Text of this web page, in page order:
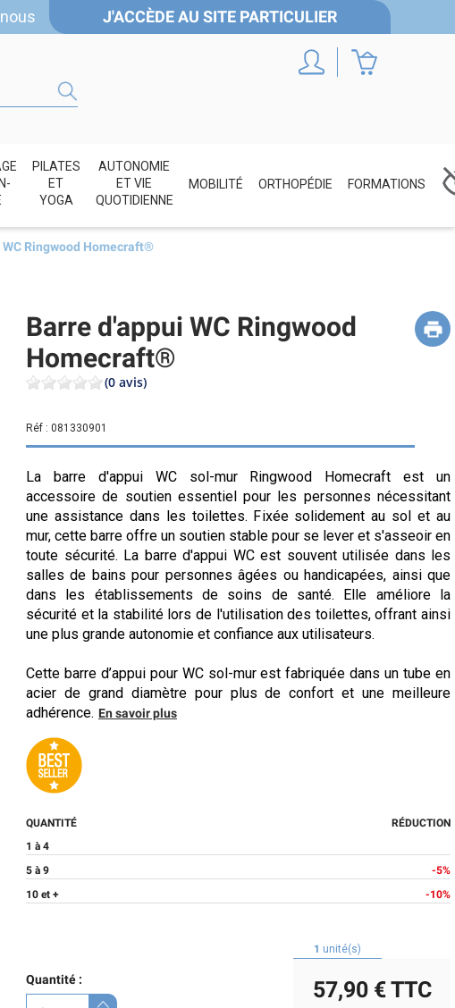
J'ACCÈDE AU SITE PARTICULIER
PILATES
ET
YOGA
AUTONOMIE
ET VIE
QUOTIDIENNE
MOBILITÉ ORTHOPÉDIE FORMATIONS
WC Ringwood Homecraft®
Barre d'appui WC Ringwood
Homecraft®
(0 avis)
Réf : 081330901
La barre d'appui WC sol-mur Ringwood Homecraft est un
accessoire de soutien essentiel pour les personnes nécessitant
une assistance dans les toilettes. Fixée solidement au sol et au
mur, cette barre offre un soutien stable pour se lever et s'asseoir en
toute sécurité. La barre d'appui WC est souvent utilisée dans les
salles de bains pour personnes âgées ou handicapées, ainsi que
dans les établissements de soins de santé. Elle améliore la
sécurité et la stabilité lors de l'utilisation des toilettes, offrant ainsi
une plus grande autonomie et confiance aux utilisateurs.
Cette barre d’appui pour WC sol-mur est fabriquée dans un tube en
acier de grand diamètre pour plus de confort et une meilleure
adhérence. En savoir plus
QUANTITÉ
RÉDUCTION
1 à 4
5 à 9
-5%
10 et +
-10%
Quantité :
1 unité(s)
57,90 €TTC